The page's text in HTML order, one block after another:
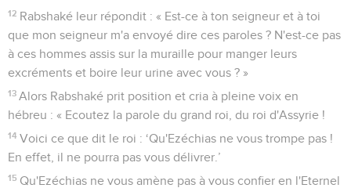
12 Rabshaké leur répondit : « Est-ce à ton seigneur et à toi
que mon seigneur m'a envoyé dire ces paroles ? N'est-ce pas
à ces hommes assis sur la muraille pour manger leurs
excréments et boire leur urine avec vous ? »
13 Alors Rabshaké prit position et cria à pleine voix en
hébreu : « Ecoutez la parole du grand roi, du roi d'Assyrie !
14 Voici ce que dit le roi : ‘Qu'Ezéchias ne vous trompe pas !
En effet, il ne pourra pas vous délivrer.’
15 Qu'Ezéchias ne vous amène pas à vous confier en l'Eternel